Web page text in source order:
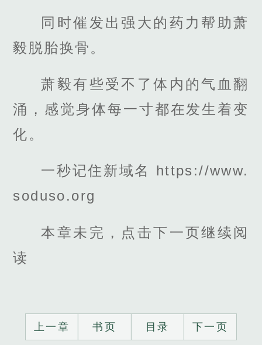
同时催发出强大的药力帮助萧
毅脱胎换骨。
萧毅有些受不了体内的气血翻
涌，感觉身体每一寸都在发生着变
化。
一秒记住新域名 https://www.
soduso.org
本章未完，点击下一页继续阅
读
上一章 书页 目录 下一页